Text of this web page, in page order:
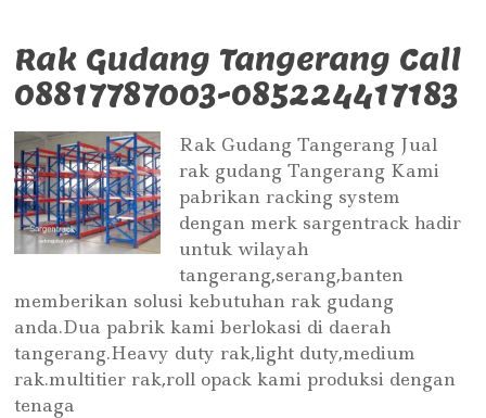
Rak Gudang Tangerang Call
08817787003-085224417183
Rak Gudang Tangerang Jual
rak gudang Tangerang Kami
pabrikan racking system
dengan merk sargentrack hadir
untuk wilayah
tangerang,serang,banten
memberikan solusi kebutuhan rak gudang
anda.Dua pabrik kami berlokasi di daerah
tangerang.Heavy duty rak,light duty,medium
rak.multitier rak,roll opack kami produksi dengan
tenaga